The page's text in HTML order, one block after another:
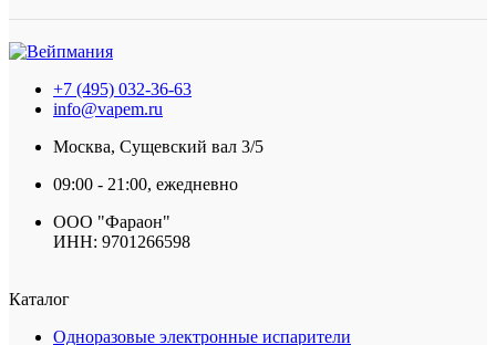
+7 (495) 032-36-63
info@vapem.ru
Москва, Сущевский вал 3/5
09:00 - 21:00, ежедневно
ООО "Фараон"
ИНН: 9701266598
Каталог
Одноразовые электронные испарители